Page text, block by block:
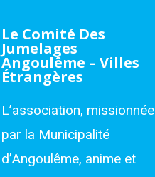
Le Comité Des
Jumelages
Angoulême – Villes
Étrangères
L’association, missionnée
par la Municipalité
d’Angoulême, anime et